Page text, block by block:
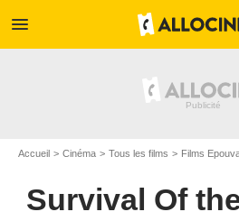
menu
Accueil Cinéma Tous les films Films
Survival Of